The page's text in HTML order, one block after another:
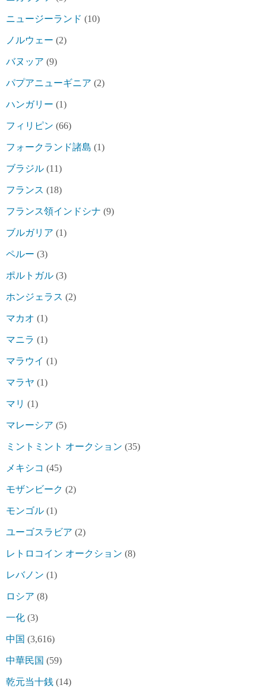
ニュージーランド (10)
ノルウェー (2)
バヌッア (9)
パプアニューギニア (2)
ハンガリー (1)
フィリピン (66)
フォークランド諸島 (1)
ブラジル (11)
フランス (18)
フランス領インドシナ (9)
ブルガリア (1)
ペルー (3)
ポルトガル (3)
ホンジェラス (2)
マカオ (1)
マニラ (1)
マラウイ (1)
マラヤ (1)
マリ (1)
マレーシア (5)
ミントミント オークション (35)
メキシコ (45)
モザンビーク (2)
モンゴル (1)
ユーゴスラビア (2)
レトロコイン オークション (8)
レバノン (1)
ロシア (8)
一化 (3)
中国 (3,616)
中華民国 (59)
乾元当十銭 (14)